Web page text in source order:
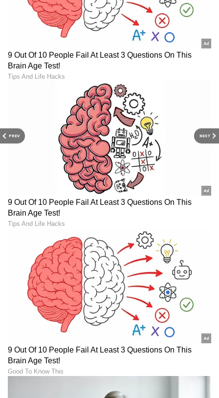
PREV NEXT
ತುಲಾ ರಾಶಿ (Libra)
ತುಲಾ ರಾಶಿಯವರು ಯಾವಾಗಲೂ ನ್ಯಾಯದ
ಪರವಾಗಿರ್ತಾರೆ. ಅವರು ಪರಿಸ್ಥಿತಿಯ ಎರಡೂ ಬದಿಗಳನ್ನು
ನೋಡುವ ಪ್ರತಿಭೆಯನ್ನು ಹೊಂದಿದ್ದಾರೆ, ಆದ್ದರಿಂದ ಅವರು
ಜನರ ಕಥೆಗಳಲ್ಲಿ ಯಾವುದು ನಿಜ, ಯಾವುದು ಸುಳ್ಳು
ಅನ್ನೋದನ್ನು ಸುಲಭವಾಗಿ ಅರ್ಥ ಮಾಡಿಕೊಳ್ಳುತ್ತಾರೆ.
ಇವರನ್ನು ಮೋಸ ಮಾಡುವ ಕೆಲಸಕ್ಕೆ ಮಾತ್ರ
ಹೋಗಲೇಬೇಡಿ.